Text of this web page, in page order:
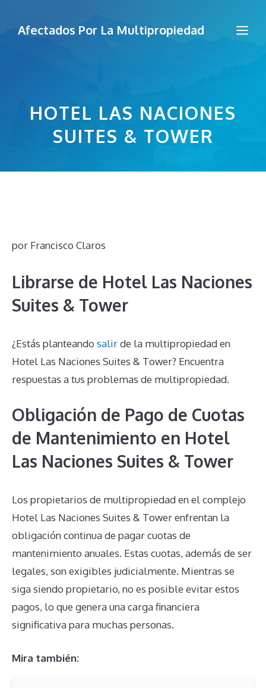
Afectados Por La Multipropiedad
HOTEL LAS NACIONES
SUITES & TOWER
por Francisco Claros
Librarse de Hotel Las Naciones
Suites & Tower
¿Estás planteando salirde la multipropiedad en
Hotel Las Naciones Suites & Tower? Encuentra
respuestas a tus problemas de multipropiedad.
Obligación de Pago de Cuotas
de Mantenimiento en Hotel
Las Naciones Suites & Tower
Los propietarios de multipropiedad en el complejo
Hotel Las Naciones Suites & Tower enfrentan la
obligación continua de pagar cuotas de
mantenimiento anuales. Estas cuotas, además de ser
legales, son exigibles judicialmente. Mientras se
siga siendo propietario, no es posible evitar estos
pagos, lo que genera una carga financiera
significativa para muchas personas.
Mira también: